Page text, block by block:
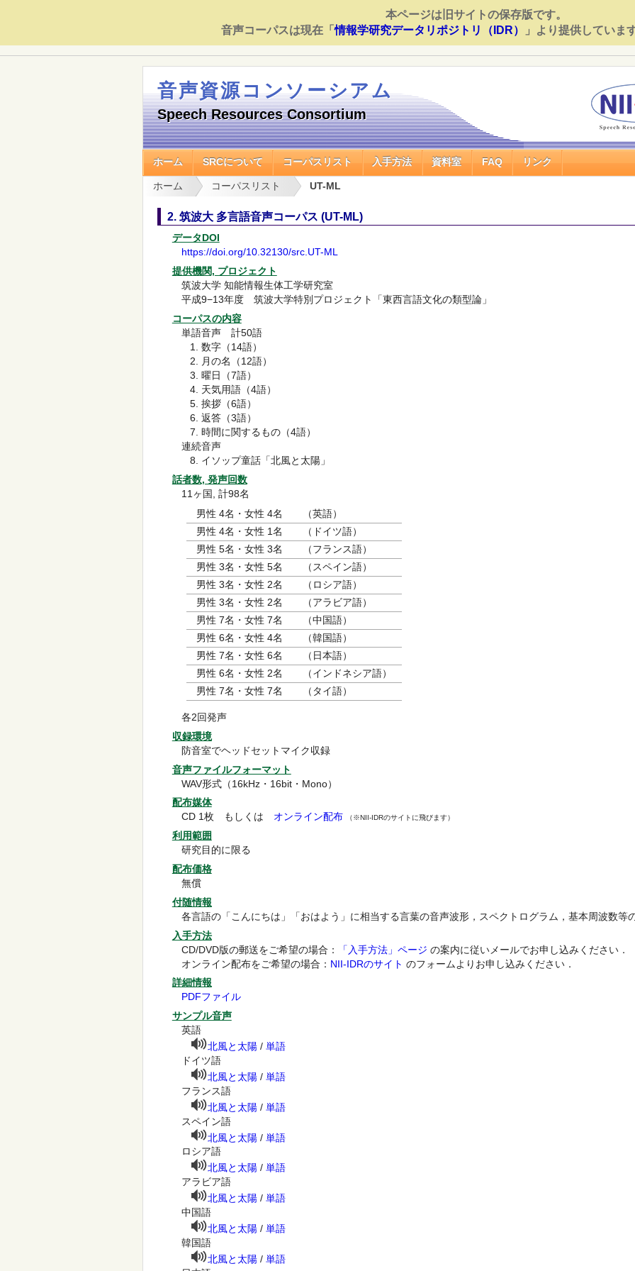
本ページは旧サイトの保存版です。
音声コーパスは現在「情報学研究データリポジトリ（IDR） 」より提供しています
音声資源コンソーシアム
Speech Resources Consortium
ホーム SRCについて コーパスリスト 入手方法 資料室 FAQ リンク
ホーム コーパスリスト UT-ML
2. 筑波大 多言語音声コーパス (UT-ML)
データDOI
https://doi.org/10.32130/src.UT-ML
提供機関, プロジェクト
筑波大学 知能情報生体工学研究室
平成9−13年度 筑波大学特別プロジェクト「東西言語文化の類型論」
コーパスの内容
単語音声 計50語
数字（14語）
月の名（12語）
曜日（7語）
天気用語（4語）
挨拶（6語）
返答（3語）
時間に関するもの（4語）
連続音声
イソップ童話「北風と太陽」
話者数, 発声回数
11ヶ国, 計98名
男性 4名・女性 4名
（英語）
男性 4名・女性 1名
（ドイツ語）
男性 5名・女性 3名
（フランス語）
男性 3名・女性 5名
（スペイン語）
男性 3名・女性 2名
（ロシア語）
男性 3名・女性 2名
（アラビア語）
男性 7名・女性 7名
（中国語）
男性 6名・女性 4名
（韓国語）
男性 7名・女性 6名
（日本語）
男性 6名・女性 2名
（インドネシア語）
男性 7名・女性 7名
（タイ語）
各2回発声
収録環境
防音室でヘッドセットマイク収録
音声ファイルフォーマット
WAV形式（16kHz・16bit・Mono）
配布媒体
CD 1枚 もしくは オンライン配布 （※NII-IDRのサイトに飛びます）
利用範囲
研究目的に限る
配布価格
無償
付随情報
各言語の「こんにちは」「おはよう」に相当する言葉の音声波形，スペクトログラム，基本周波数等
入手方法
CD/DVD版の郵送をご希望の場合：
「入手方法」ページ の案内に従いメールでお申し込みください．
オンライン配布をご希望の場合： NII-IDRのサイト のフォームよりお申し込みください．
詳細情報
PDFファイル
サンプル音声
英語
北風と太陽/ 単語
ドイツ語
北風と太陽/ 単語
フランス語
北風と太陽/ 単語
スペイン語
北風と太陽/ 単語
ロシア語
北風と太陽/ 単語
アラビア語
北風と太陽/ 単語
中国語
北風と太陽/ 単語
韓国語
北風と太陽/ 単語